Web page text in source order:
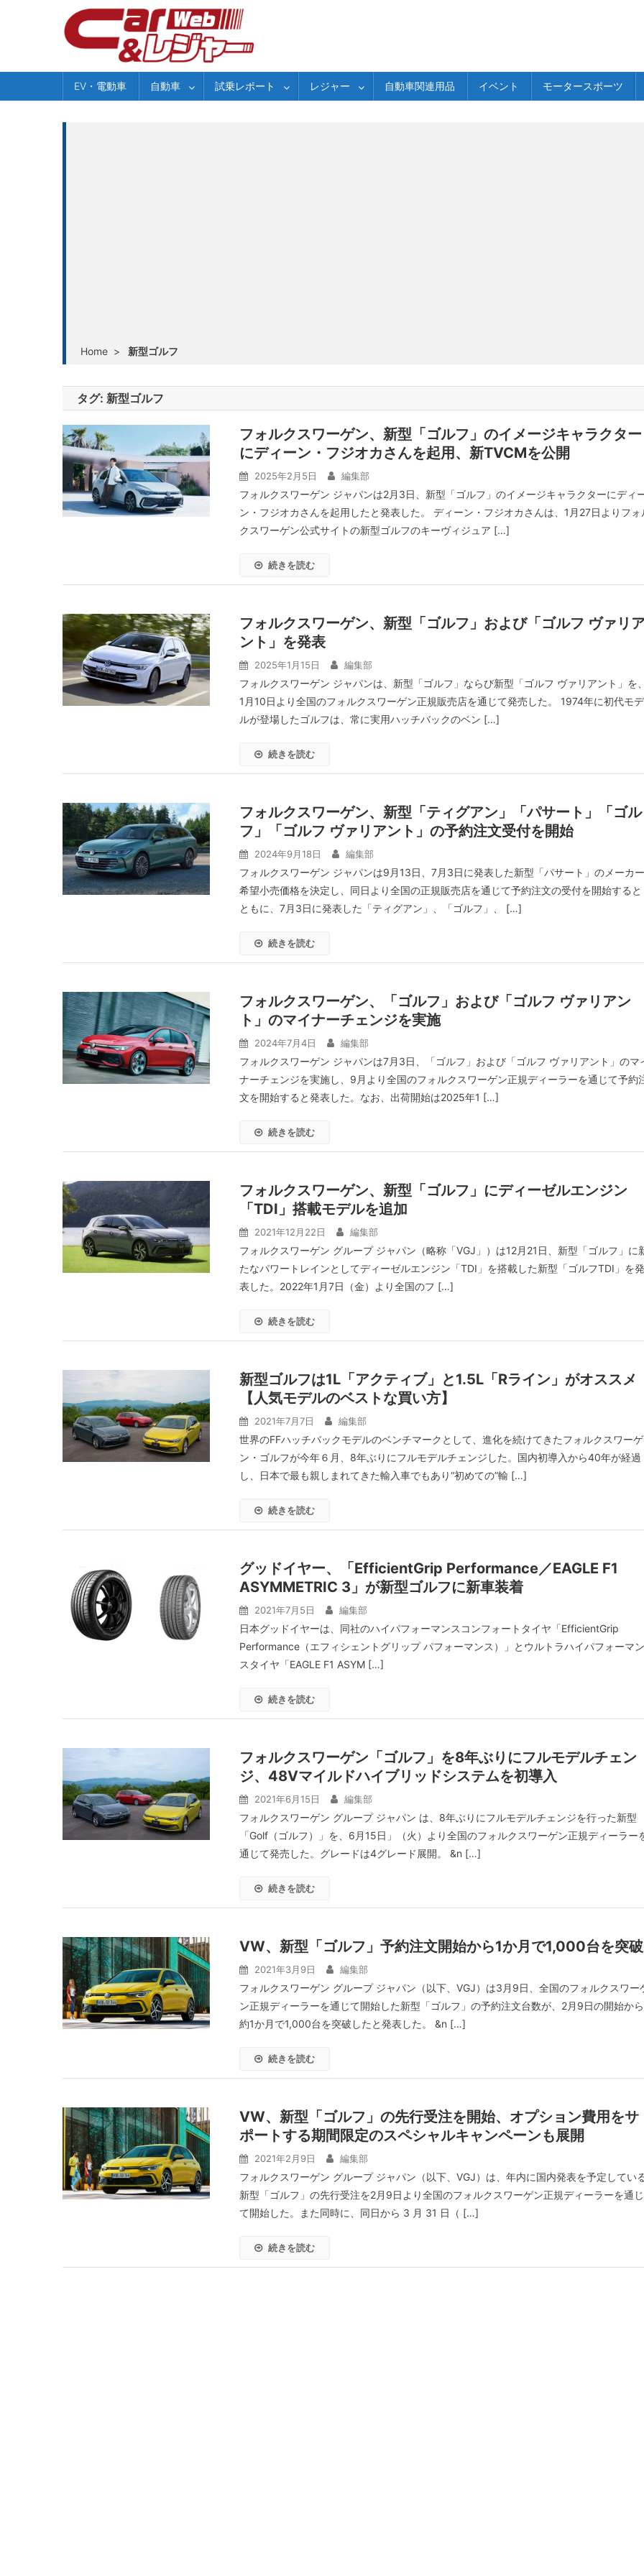
EV・電動車 自動車 試乗レポート レジャー 自動車関連用品 イベント モータースポーツ
Home > 新型ゴルフ
タグ: 新型ゴルフ
フォルクスワーゲン、新型「ゴルフ」のイメージキャラクター
にディーン・フジオカさんを起用、新TVCMを公開
2025年2月5日 編集部
フォルクスワーゲン ジャパンは2月3日、新型「ゴルフ」のイメージキャラクターにディ
ン・フジオカさんを起用したと発表した。 ディーン・フジオカさんは、1月27日よりフォ
クスワーゲン公式サイトの新型ゴルフのキーヴィジュア […]
続きを読む
フォルクスワーゲン、新型「ゴルフ」および「ゴルフ ヴァリ
ント」を発表
2025年1月15日 編集部
フォルクスワーゲン ジャパンは、新型「ゴルフ」ならび新型「ゴルフ ヴァリアント」を
1月10日より全国のフォルクスワーゲン正規販売店を通じて発売した。 1974年に初代モデ
ルが登場したゴルフは、常に実用ハッチバックのベン […]
続きを読む
フォルクスワーゲン、新型「ティグアン」「パサート」「ゴル
フ」「ゴルフ ヴァリアント」の予約注文受付を開始
2024年9月18日 編集部
フォルクスワーゲン ジャパンは9月13日、7月3日に発表した新型「パサート」のメーカー
希望小売価格を決定し、同日より全国の正規販売店を通じて予約注文の受付を開始すると
ともに、7月3日に発表した「ティグアン」、「ゴルフ」、 […]
続きを読む
フォルクスワーゲン、「ゴルフ」および「ゴルフ ヴァリアン
ト」のマイナーチェンジを実施
2024年7月4日 編集部
フォルクスワーゲン ジャパンは7月3日、「ゴルフ」および「ゴルフ ヴァリアント」のマ
ナーチェンジを実施し、9月より全国のフォルクスワーゲン正規ディーラーを通じて予約
文を開始すると発表した。なお、出荷開始は2025年1 […]
続きを読む
フォルクスワーゲン、新型「ゴルフ」にディーゼルエンジン
「TDI」搭載モデルを追加
2021年12月22日 編集部
フォルクスワーゲン グループ ジャパン（略称「VGJ」）は12月21日、新型「ゴルフ」に
たなパワートレインとしてディーゼルエンジン「TDI」を搭載した新型「ゴルフTDI」を発
表した。2022年1月7日（金）より全国のフ […]
続きを読む
新型ゴルフは1L「アクティブ」と1.5L「Rライン」がオススメ
【人気モデルのベストな買い方】
2021年7月7日 編集部
世界のFFハッチバックモデルのベンチマークとして、進化を続けてきたフォルクスワーゲ
ン・ゴルフが今年６月、8年ぶりにフルモデルチェンジした。国内初導入から40年が経過
し、日本で最も親しまれてきた輸入車でもあり“初めての”輸 […]
続きを読む
グッドイヤー、「EfficientGrip Performance／EAGLE F1
ASYMMETRIC 3」が新型ゴルフに新車装着
2021年7月5日 編集部
日本グッドイヤーは、同社のハイパフォーマンスコンフォートタイヤ「EfficientGrip
Performance（エフィシェントグリップ パフォーマンス）」とウルトラハイパフォーマン
スタイヤ「EAGLE F1 ASYM […]
続きを読む
フォルクスワーゲン「ゴルフ」を8年ぶりにフルモデルチェン
ジ、48Vマイルドハイブリッドシステムを初導入
2021年6月15日 編集部
フォルクスワーゲン グループ ジャパン は、8年ぶりにフルモデルチェンジを行った新型
「Golf（ゴルフ）」を、6月15日」（火）より全国のフォルクスワーゲン正規ディーラー
通じて発売した。グレードは4グレード展開。 &n […]
続きを読む
VW、新型「ゴルフ」予約注文開始から1か月で1,000台を突破
2021年3月9日 編集部
フォルクスワーゲン グループ ジャパン（以下、VGJ）は3月9日、全国のフォルクスワー
ン正規ディーラーを通じて開始した新型「ゴルフ」の予約注文台数が、2月9日の開始から
約1か月で1,000台を突破したと発表した。 &n […]
続きを読む
VW、新型「ゴルフ」の先行受注を開始、オプション費用をサ
ポートする期間限定のスペシャルキャンペーンも展開
2021年2月9日 編集部
フォルクスワーゲン グループ ジャパン（以下、VGJ）は、年内に国内発表を予定してい
新型「ゴルフ」の先行受注を2月9日より全国のフォルクスワーゲン正規ディーラーを通じ
て開始した。また同時に、同日から 3 月 31 日（ […]
続きを読む